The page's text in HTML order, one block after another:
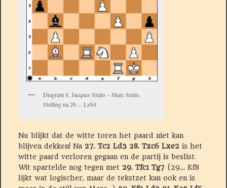
Diagram 8. Jacques Smits – Marc Smits.
Stelling na 26… Lxb4
Nu blijkt dat de witte toren het paard niet kan
blijven dekken! Na 27. Tc2 Ld3 28. Txc6 Lxe2is het
witte paard verloren gegaan en de partij is beslist.
Wit spartelde nog tegen met 29. Tfc1 Tg7(29… Kf8
lijkt wat logischer, maar de tekstzet kan ook en is